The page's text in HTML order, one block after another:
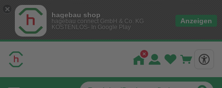
hagebau shop
hagebau connect GmbH & Co. KG
KOSTENLOS- In Google Play
Anzeigen